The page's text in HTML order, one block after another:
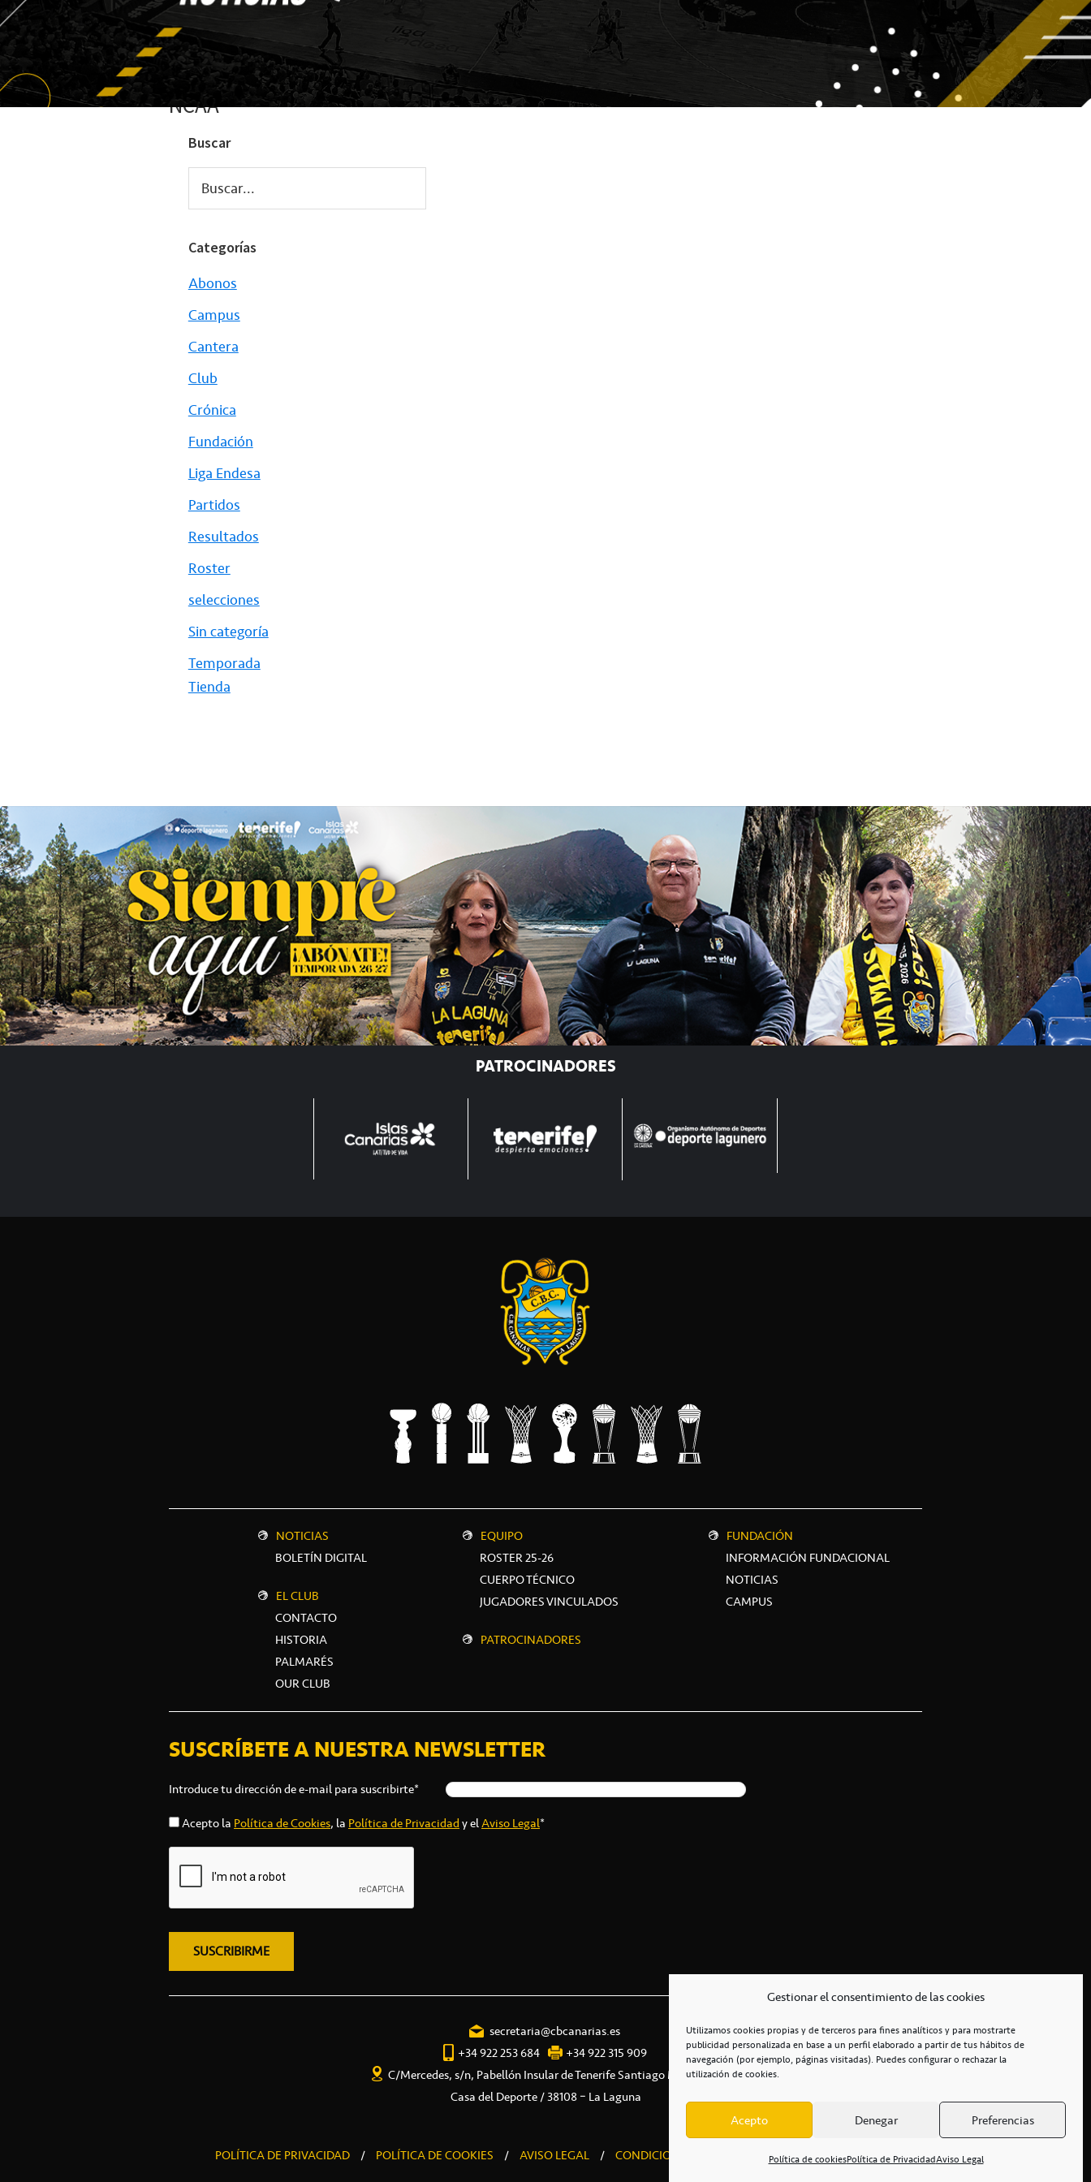
Gestionar el consentimiento de las cookies
Utilizamos cookies propias y de terceros para fines analíticos y para mostrarte
publicidad personalizada en base a un perfil elaborado a partir de tus hábitos de
navegación (por ejemplo, páginas visitadas). Puedes configurar o rechazar la
utilización de cookies.
Acepto Denegar Preferencias
Política de cookiesPolítica de PrivacidadAviso Legal
NCAA
Buscar
Buscar...
Categorías
Abonos
Campus
Cantera
Club
Crónica
Fundación
Liga Endesa
Partidos
Resultados
Roster
selecciones
Sin categoría
Temporada
Tienda
PATROCINADORES
NOTICIAS
BOLETÍN DIGITAL
EL CLUB
CONTACTO
HISTORIA
PALMARÉS
OUR CLUB
EQUIPO
ROSTER 25-26
CUERPO TÉCNICO
JUGADORES VINCULADOS
PATROCINADORES
FUNDACIÓN
INFORMACIÓN FUNDACIONAL
NOTICIAS
CAMPUS
SUSCRÍBETE A NUESTRA NEWSLETTER
Introduce tu dirección de e-mail para suscribirte*
Acepto la Política de Cookies, la Política de Privacidady elAviso Legal*
secretaria@cbcanarias.es
+34 922 253 684
+34 922 315 909
C/Mercedes, s/n, Pabellón Insular de Tenerife Santiago Martín
Casa del Deporte / 38108 – La Laguna
POLÍTICA DE PRIVACIDAD / POLÍTICA DE COOKIES / AVISO LEGAL / CONDICIONES COMERCIALES / ACCESIBILIDAD